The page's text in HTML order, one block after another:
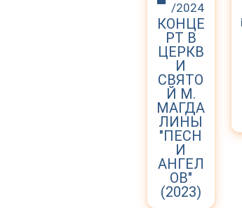
/2024
КОНЦЕ
РТ В
ЦЕРКВ
И
СВЯТО
Й М.
МАГДА
ЛИНЫ
"ПЕСН
И
АНГЕЛ
ОВ"
(2023)